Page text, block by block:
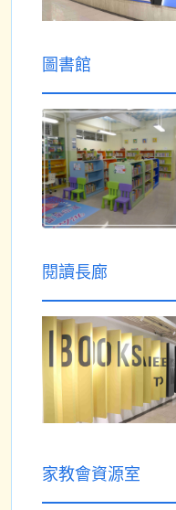
圖書館
閱讀長廊
家教會資源室